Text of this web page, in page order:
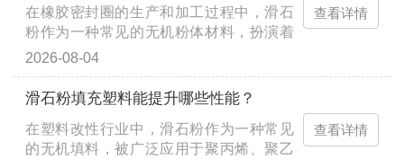
在橡胶密封圈的生产和加工过程中，滑石
粉作为一种常见的无机粉体材料，扮演着
不可或缺的角色。它不仅能够改善橡胶制
2026-08-04
查看详情
滑石粉填充塑料能提升哪些性能？
在塑料改性行业中，滑石粉作为一种常见
的无机填料，被广泛应用于聚丙烯、聚乙
查看详情